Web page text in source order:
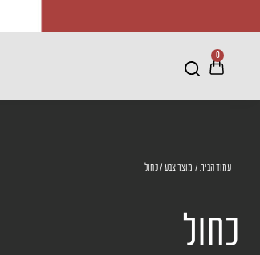
0
עמוד הבית / מוצר צבע / כחול
כחול